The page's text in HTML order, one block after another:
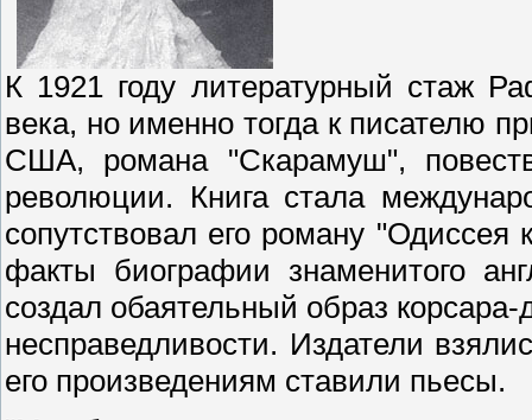
К 1921 году литературный стаж
века, но именно тогда к писателю
США, романа "Скарамуш",
революции. Книга стала
сопутствовал его роману
факты биографии знаменитого
создал обаятельный образ
несправедливости. Издатели
его произведениям ставили пьесы.